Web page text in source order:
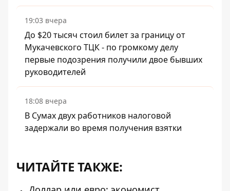
19:03 вчера
До $20 тысяч стоил билет за границу от
Мукачевского ТЦК - по громкому делу
первые подозрения получили двое бывших
руководителей
18:08 вчера
В Сумах двух работников налоговой
задержали во время получения взятки
ЧИТАЙТЕ ТАКЖЕ: